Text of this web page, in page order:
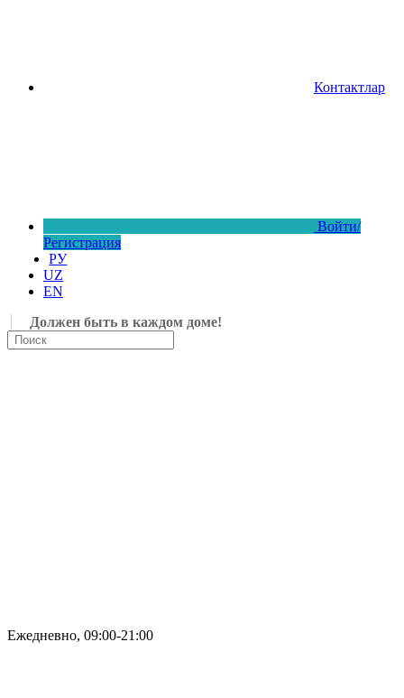
Контактлар
Войти/
Регистрация
РУ
UZ
EN
Должен быть в каждом доме!
Ежедневно, 09:00-21:00